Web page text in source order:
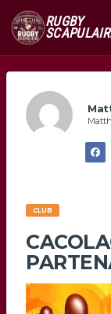
RUGBY
CLUB